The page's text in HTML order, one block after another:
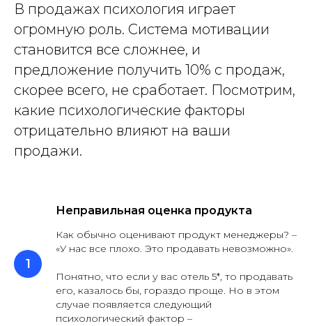
В продажах психология играет
огромную роль. Система мотивации
становится все сложнее, и
предложение получить 10% с продаж,
скорее всего, не сработает. Посмотрим,
какие психологические факторы
отрицательно влияют на ваши
продажи.
Неправильная оценка продукта
Как обычно оценивают продукт менеджеры? –
«У нас все плохо. Это продавать невозможно».
Понятно, что если у вас отель 5*, то продавать
его, казалось бы, гораздо проще. Но в этом
случае появляется следующий
психологический фактор –